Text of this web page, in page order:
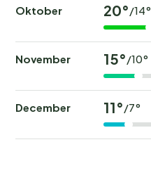
Oktober 20°/14°
November 15°/10°
December 11°/7°